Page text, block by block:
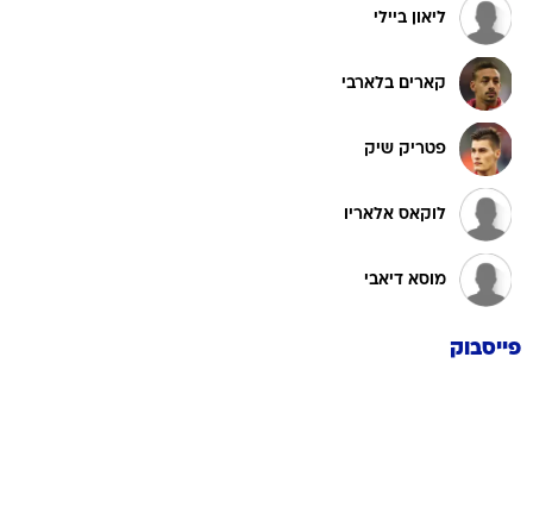
ליאון ביילי
קארים בלארבי
פטריק שיק
לוקאס אלאריו
מוסא דיאבי
פייסבוק